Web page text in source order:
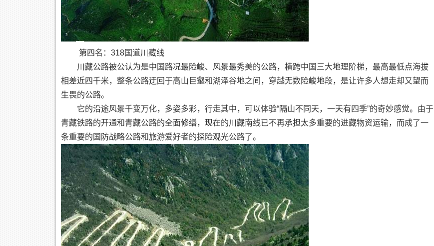
第四名：318国道川藏线
川藏公路被公认为是中国路况最险峻、风景最秀美的公路，横跨中国三大地理阶梯，最高最低点海拔
相差近四千米，整条公路迂回于高山巨壑和湖泽谷地之间，穿越无数险峻地段，是让许多人想走却又望而
生畏的公路。
它的沿途风景千变万化，多姿多彩，行走其中，可以体验“隔山不同天，一天有四季”的奇妙感觉。由于
青藏铁路的开通和青藏公路的全面修缮，现在的川藏南线已不再承担太多重要的进藏物资运输，而成了一
条重要的国防战略公路和旅游爱好者的探险观光公路了。